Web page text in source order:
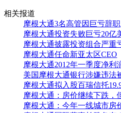
相关报道
摩根大通3名高管因巨亏辞职
摩根大通投资失败巨亏20亿
摩根大通披露投资组合严重
摩根大通任命新亚太区CEO
摩根大通2012年一季度净利
美国摩根大通银行涉嫌违法
摩根大通拟入股百瑞信托
摩根大通：房价继续下跌，
摩根大通：今年一线城市房